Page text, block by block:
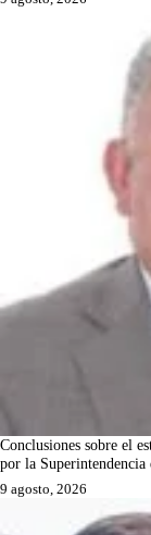
Conclusiones sobre el
por la
9 agosto, 2026